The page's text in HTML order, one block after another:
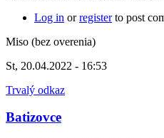
Log in orregisterto post
Miso (bez overenia)
St, 20.04.2022 - 16:53
Trvalý odkaz
Batizovce